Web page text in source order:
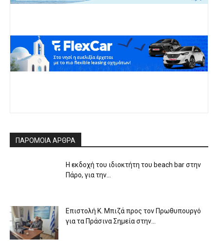
ΠΑΡΟΜΟΙΑ ΑΡΘΡΑ
Η εκδοχή του ιδιοκτήτη του beach bar στην
Πάρο, για την...
Επιστολή Κ. Μπιζά προς τον Πρωθυπουργό
για τα Πράσινα Σημεία στην...